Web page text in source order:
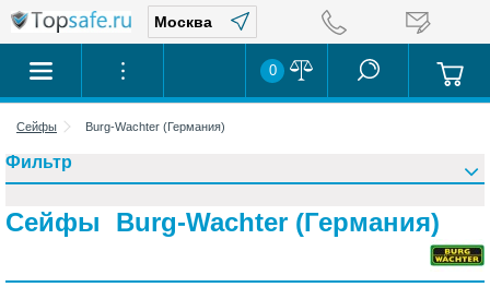
0
Сейфы Burg-Wachter (Германия)
Сейфы Burg-Wachter (Германия)
Фильтр